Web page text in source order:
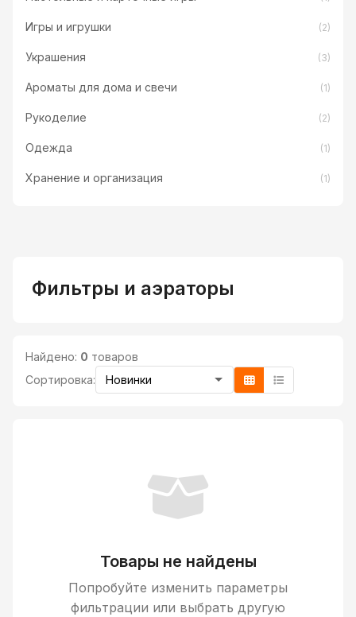
Игры и игрушки (2)
Украшения (3)
Ароматы для дома и свечи (1)
Рукоделие (2)
Одежда (1)
Хранение и организация (1)
Фильтры и аэраторы
Найдено: 0 товаров
Сортировка:
Товары не найдены
Попробуйте изменить параметры
фильтрации или выбрать другую